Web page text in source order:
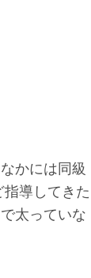
かには同級
導してきた
太っていな